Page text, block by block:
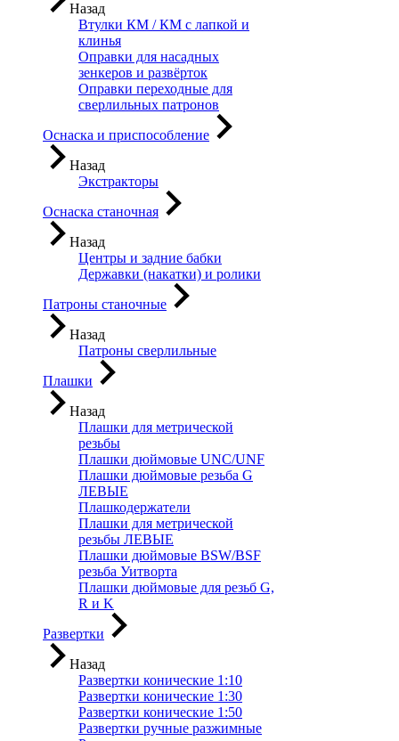
Назад
Втулки КМ / КМ с лапкой и
клинья
Оправки для насадных
зенкеров и развёрток
Оправки переходные для
сверлильных патронов
Оснаска и приспособление
Назад
Экстракторы
Оснаска станочная
Назад
Центры и задние бабки
Державки (накатки) и ролики
Патроны станочные
Назад
Патроны сверлильные
Плашки
Назад
Плашки для метрической
резьбы
Плашки дюймовые UNC/UNF
Плашки дюймовые резьба G
ЛЕВЫЕ
Плашкодержатели
Плашки для метрической
резьбы ЛЕВЫЕ
Плашки дюймовые BSW/BSF
резьба Уитворта
Плашки дюймовые для резьб G,
R и K
Развертки
Назад
Развертки конические 1:10
Развертки конические 1:30
Развертки конические 1:50
Развертки ручные разжимные